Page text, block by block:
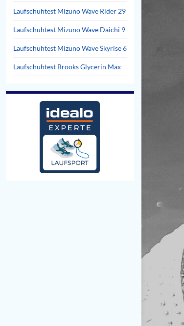
Laufschuhtest Mizuno Wave Rider 29
Laufschuhtest Mizuno Wave Daichi 9
Laufschuhtest Mizuno Wave Skyrise 6
Laufschuhtest Brooks Glycerin Max